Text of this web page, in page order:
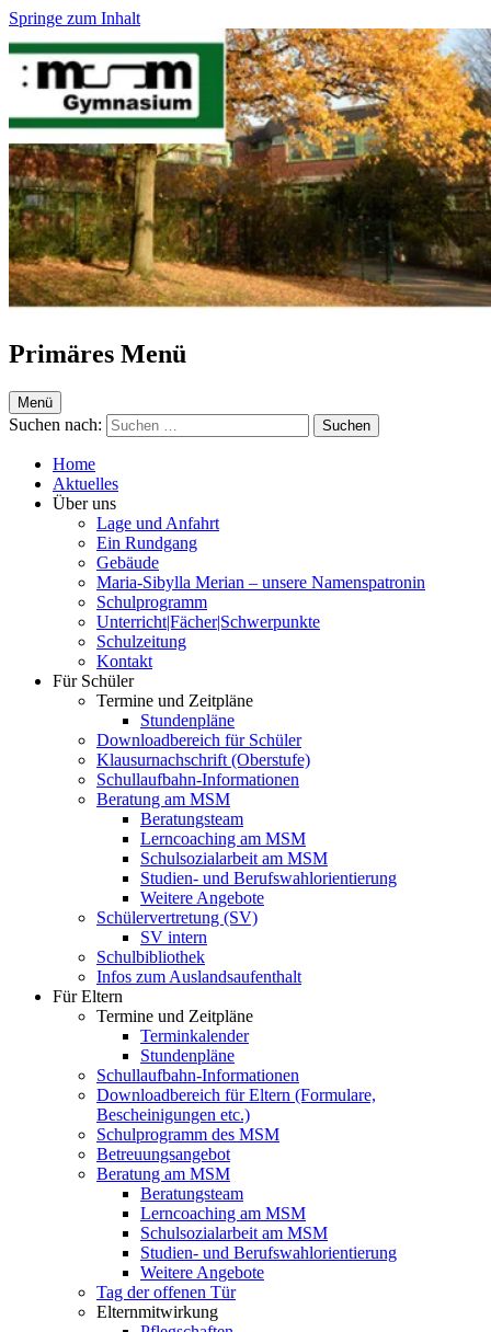
Springe zum Inhalt
Maria-Sibylla-Merian-Gymnasium Krefeld
Webseite des MSM
Primäres Menü
Menü
Suchen nach:
Home
Aktuelles
Über uns
Lage und Anfahrt
Ein Rundgang
Gebäude
Maria-Sibylla Merian – unsere Namenspatronin
Schulprogramm
Unterricht|Fächer|Schwerpunkte
Schulzeitung
Kontakt
Für Schüler
Termine und Zeitpläne
Stundenpläne
Downloadbereich für Schüler
Klausurnachschrift (Oberstufe)
Schullaufbahn-Informationen
Beratung am MSM
Beratungsteam
Lerncoaching am MSM
Schulsozialarbeit am MSM
Studien- und Berufswahlorientierung
Weitere Angebote
Schülervertretung (SV)
SV intern
Schulbibliothek
Infos zum Auslandsaufenthalt
Für Eltern
Termine und Zeitpläne
Terminkalender
Stundenpläne
Schullaufbahn-Informationen
Downloadbereich für Eltern (Formulare,
Bescheinigungen etc.)
Schulprogramm des MSM
Betreuungsangebot
Beratung am MSM
Beratungsteam
Lerncoaching am MSM
Schulsozialarbeit am MSM
Studien- und Berufswahlorientierung
Weitere Angebote
Tag der offenen Tür
Elternmitwirkung